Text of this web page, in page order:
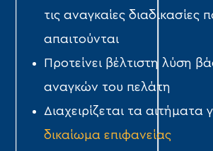
τις αναγκαίες διαδικασίες
απαιτούνται
Προτείνει βέλτιστη λύση
αναγκών του πελάτη
Διαχειρίζεται τα αιτήματα
δικαίωμα επιφανείας